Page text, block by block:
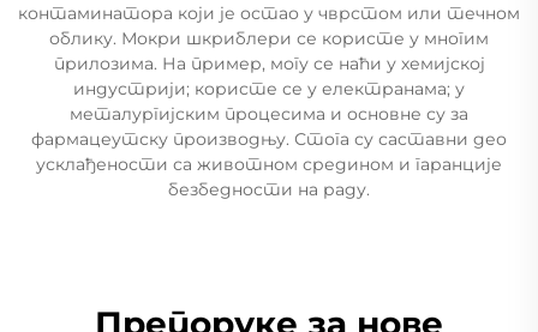
контаминатора који је остао у чврстом или течном
облику. Мокри шкриблери се користе у многим
прилозима. На пример, могу се наћи у хемијској
индустрији; користе се у електранама; у
металургијским процесима и основне су за
фармацеутску производњу. Стога су саставни део
усклађености са животном средином и гаранције
безбедности на раду.
Препоруке за нове